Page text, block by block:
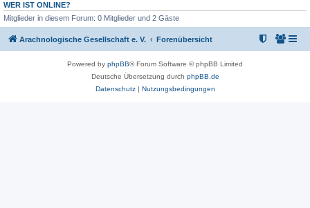
WER IST ONLINE?
Mitglieder in diesem Forum: 0 Mitglieder und 2 Gäste
Arachnologische Gesellschaft e. V. Forenübersicht
Powered by phpBB® Forum Software © phpBB Limited
Deutsche Übersetzung durch phpBB.de
Datenschutz| Nutzungsbedingungen